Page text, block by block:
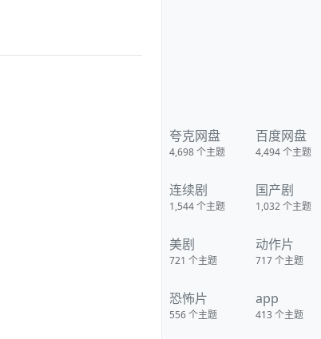
夸克网盘
4,698个主题
百度网盘
4,494个主题
连续剧
1,544个主题
国产剧
1,032个主题
美剧
721 个主题
动作片
717个主题
恐怖片
556个主题
app
413个主题